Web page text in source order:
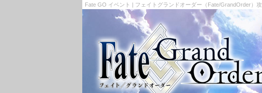
Fate GO イベント | フェイトグランドオーダー（Fate/GrandOrder）